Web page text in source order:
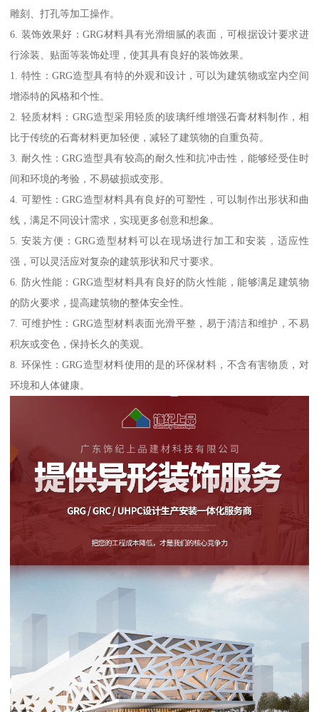
雕刻、打孔等加工操作。
6. 装饰效果好：GRG材料具有光滑细腻的表面，可根据设计要求进
行涂装、贴面等装饰处理，使其具有良好的装饰效果。
1. 特性：GRG造型具有特的外观和设计，可以为建筑物或室内空间
增添特的风格和个性。
2. 轻质材料：GRG造型采用轻质的玻璃纤维增强石膏材料制作，相
比于传统的石膏材料更加轻便，减轻了建筑物的自重负荷。
3. 耐久性：GRG造型具有较高的耐久性和抗冲击性，能够经受住时
间和环境的考验，不易破损或变形。
4. 可塑性：GRG造型材料具有良好的可塑性，可以制作出形状和曲
线，满足不同设计需求，实现更多创意和想象。
5. 安装方便：GRG造型材料可以在现场进行加工和安装，适应性
强，可以灵活应对复杂的建筑形状和尺寸要求。
6. 防火性能：GRG造型材料具有良好的防火性能，能够满足建筑物
的防火要求，提高建筑物的整体安全性。
7. 可维护性：GRG造型材料表面光滑平整，易于清洁和维护，不易
积灰或变色，保持长久的美观。
8. 环保性：GRG造型材料使用的是的环保材料，不含有害物质，对
环境和人体健康。